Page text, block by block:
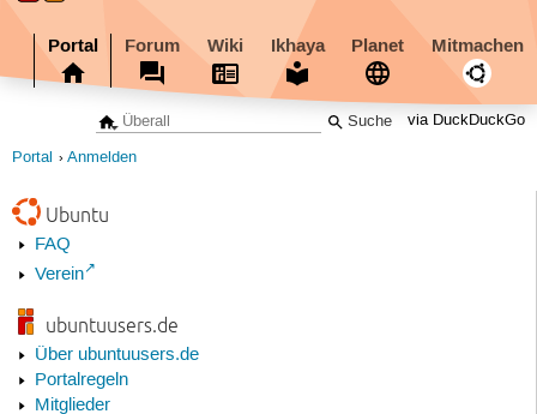
Portal Forum Wiki Ikhaya Planet Mitmachen
via DuckDuckGo
Portal Anmelden
Ubuntu
FAQ
Verein
ubuntuusers.de
Über ubuntuusers.de
Portalregeln
Mitglieder